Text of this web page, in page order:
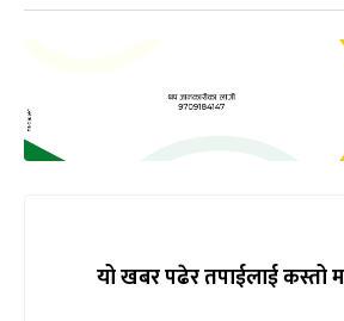
यो खबर पढेर तपाईलाई कस्तो